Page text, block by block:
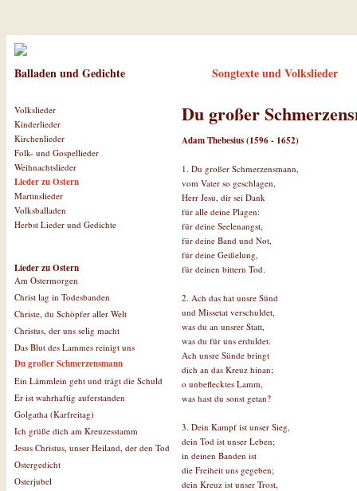
Balladen und Gedichte Songtexte und Volkslieder
Volkslieder
Kinderlieder
Kirchenlieder
Folk- und Gospellieder
Weihnachtslieder
Lieder zu Ostern
Martinslieder
Volksballaden
Herbst Lieder und Gedichte
Lieder zu Ostern
Am Ostermorgen
Christ lag in Todesbanden
Christe, du Schöpfer aller Welt
Christus, der uns selig macht
Das Blut des Lammes reinigt uns
Du großer Schmerzensmann
Ein Lämmlein geht und trägt die Schuld
Er ist wahrhaftig auferstanden
Golgatha (Karfreitag)
Ich grüße dich am Kreuzesstamm
Jesus Christus, unser Heiland, der den Tod
Ostergedicht
Osterjubel
Du großer
Adam Thebesius (1596 - 1652)
1. Du großer Schmerzensmann,
vom Vater so geschlagen,
Herr Jesu, dir sei Dank
für alle deine Plagen:
für deine Seelenangst,
für deine Band und Not,
für deine Geißelung,
für deinen bittern Tod.
2. Ach das hat unsre Sünd
und Missetat verschuldet,
was du an unsrer Statt,
was du für uns erduldet.
Ach unsre Sünde bringt
dich an das Kreuz hinan;
o unbeflecktes Lamm,
was hast du sonst getan?
3. Dein Kampf ist unser Sieg,
dein Tod ist unser Leben;
in deinen Banden ist
die Freiheit uns gegeben;
dein Kreuz ist unser Trost,